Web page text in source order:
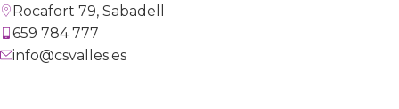
Rocafort 79, Sabadell
659 784 777
info@csvalles.es